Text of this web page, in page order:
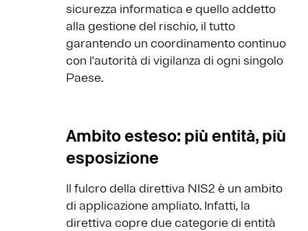
sicurezza informatica e quello addetto
alla gestione del rischio, il tutto
garantendo un coordinamento continuo
con l'autorità di vigilanza di ogni singolo
Paese.
Ambito esteso: più entità, più
esposizione
Il fulcro della direttiva NIS2 è un ambito
di applicazione ampliato. Infatti, la
direttiva copre due categorie di entità